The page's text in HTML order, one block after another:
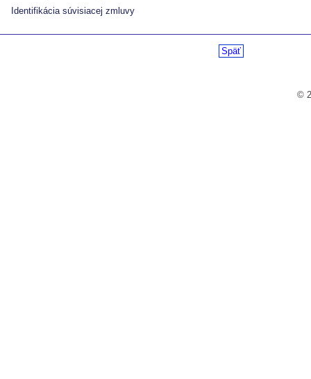
Identifikácia súvisiacej zmluvy
Späť
©